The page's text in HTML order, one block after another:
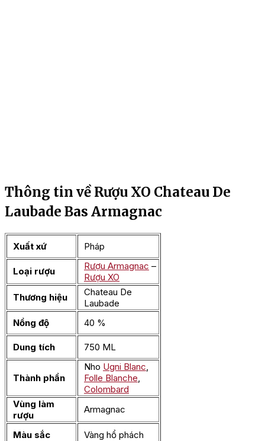
Thông tin về Rượu XO Chateau De
Laubade Bas Armagnac
Xuất xứ Pháp
Loại rượu Rượu Armagnac –
Rượu XO
Thương hiệu
Chateau De
Laubade
Nồng độ
40 %
Dung tích 750 ML
Thành phần
Nho Ugni Blanc
Folle Blanche
Colombard
Vùng làm
rượu
Armagnac
Màu sắc
Vàng hổ phách